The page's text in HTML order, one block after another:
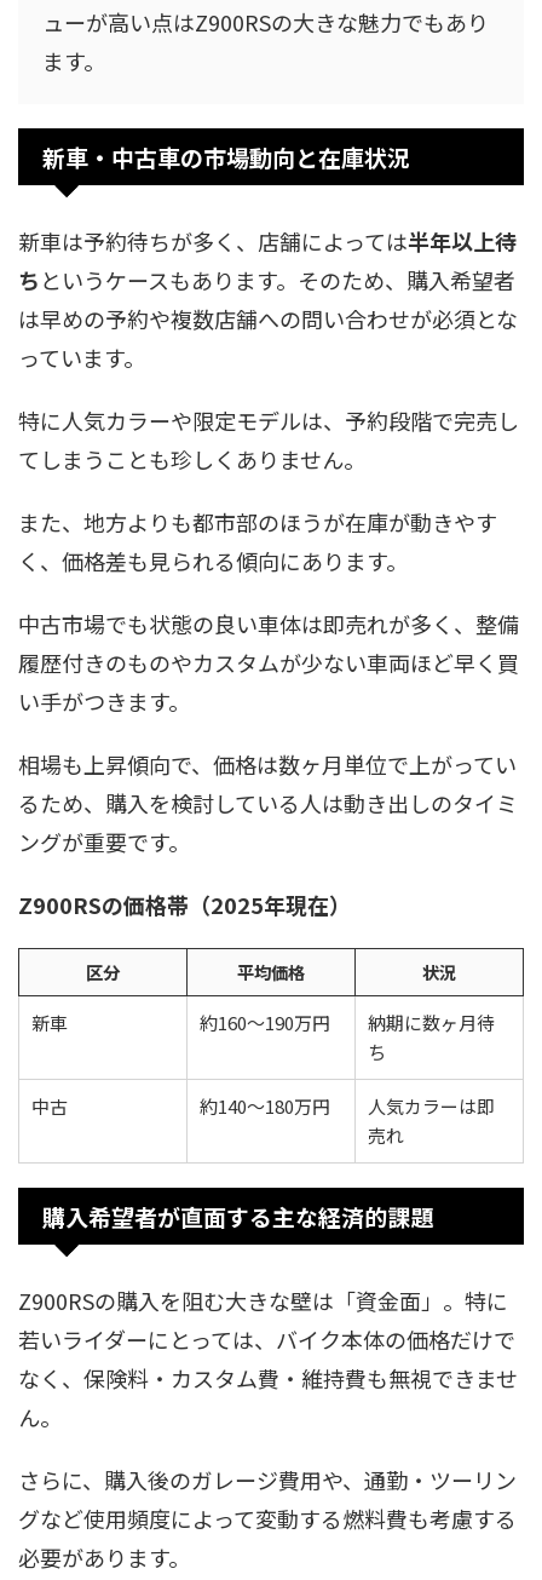
ューが高い点はZ900RSの大きな魅力でもあり
ます。
新車・中古車の市場動向と在庫状況
新車は予約待ちが多く、店舗によっては半年以上待
ちというケースもあります。そのため、購入希望者
は早めの予約や複数店舗への問い合わせが必須とな
っています。
特に人気カラーや限定モデルは、予約段階で完売し
てしまうことも珍しくありません。
また、地方よりも都市部のほうが在庫が動きやす
く、価格差も見られる傾向にあります。
中古市場でも状態の良い車体は即売れが多く、整備
履歴付きのものやカスタムが少ない車両ほど早く買
い手がつきます。
相場も上昇傾向で、価格は数ヶ月単位で上がってい
るため、購入を検討している人は動き出しのタイミ
ングが重要です。
Z900RSの価格帯（2025年現在）
区分 平均価格
状況
新車
約160〜190万円
納期に数ヶ月待
ち
中古 約140〜180万円
人気カラーは即
売れ
購入希望者が直面する主な経済的課題
Z900RSの購入を阻む大きな壁は「資金面」。特に
若いライダーにとっては、バイク本体の価格だけで
なく、保険料・カスタム費・維持費も無視できませ
ん。
さらに、購入後のガレージ費用や、通勤・ツーリン
グなど使用頻度によって変動する燃料費も考慮する
必要があります。